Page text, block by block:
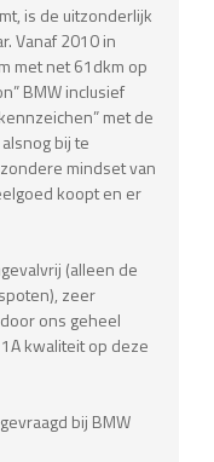
is de uitzonderlijk
Vanaf 2010 in
met net 61dkm op
BMW inclusief
met de
bij te
mindset van
koopt en er
(alleen de
zeer
ons geheel
kwaliteit op deze
bij BMW